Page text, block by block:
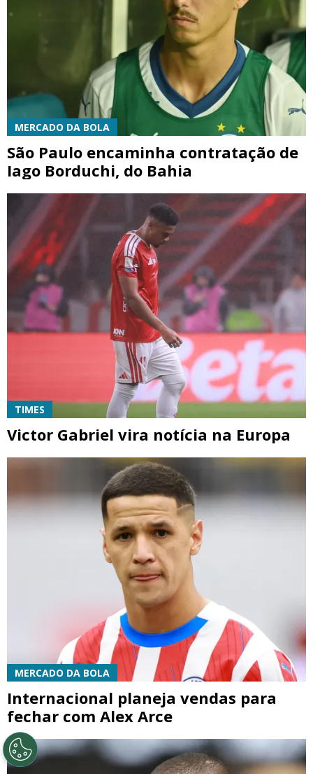
MERCADO DA BOLA
São Paulo encaminha contratação de
Iago Borduchi, do Bahia
TIMES
Victor Gabriel vira notícia na Europa
MERCADO DA BOLA
Internacional planeja vendas para
fechar com Alex Arce